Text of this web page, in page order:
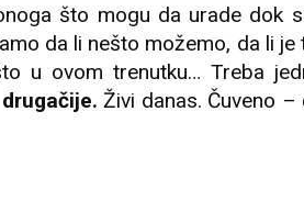
što mogu da urade dok
da li nešto možemo, da li
u ovom trenutku… Treba
Živi danas. Čuveno